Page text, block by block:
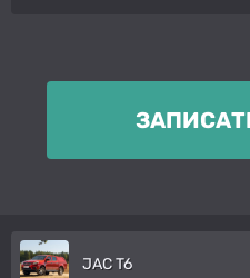
JAC T6